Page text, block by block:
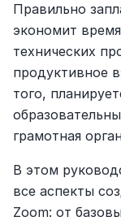
Правильно
экономит
технических
продуктивное
того,
грамотная
В этом
все аспекты
Zoom: от